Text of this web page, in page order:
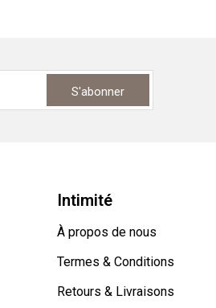
S'abonner
Intimité
À propos de nous
Termes & Conditions
Retours & Livraisons